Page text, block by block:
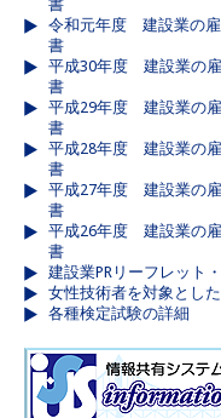
書
令和元年度 建設業の雇
書
平成30年度 建設業の
書
平成29年度 建設業の
書
平成28年度 建設業の
書
平成27年度 建設業の
書
平成26年度 建設業の
書
建設業PRリーフレット
女性技術者を対象とし
各種検定試験の詳細